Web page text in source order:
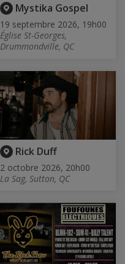
Mystika Gospel
19 septembre 2026, 19h00
Église St-Georges,
Drummondville, QC
Rick Duff
2 octobre 2026, 20h00
La Sag, Sutton, QC